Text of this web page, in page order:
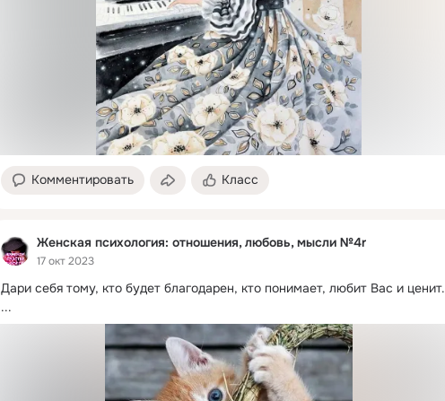
Комментировать Класс
Женская психология: отношения, любовь, мысли №4r
17 окт 2023
Дари себя тому, кто будет благодарен, кто понимает, любит Вас и ценит.
...